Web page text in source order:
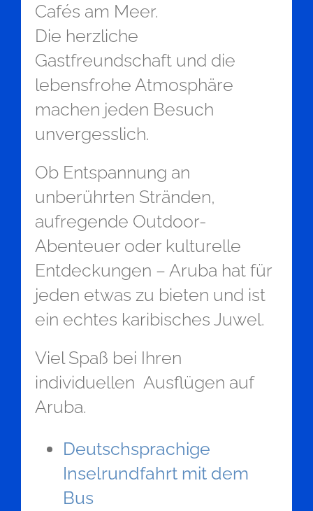
Cafés am Meer.
Die herzliche
Gastfreundschaft und die
lebensfrohe Atmosphäre
machen jeden Besuch
unvergesslich.
Ob Entspannung an
unberührten Stränden,
aufregende Outdoor-
Abenteuer oder kulturelle
Entdeckungen – Aruba hat für
jeden etwas zu bieten und ist
ein echtes karibisches Juwel.
Viel Spaß bei Ihren
individuellen Ausflügen auf
Aruba.
Deutschsprachige
Inselrundfahrt mit dem
Bus